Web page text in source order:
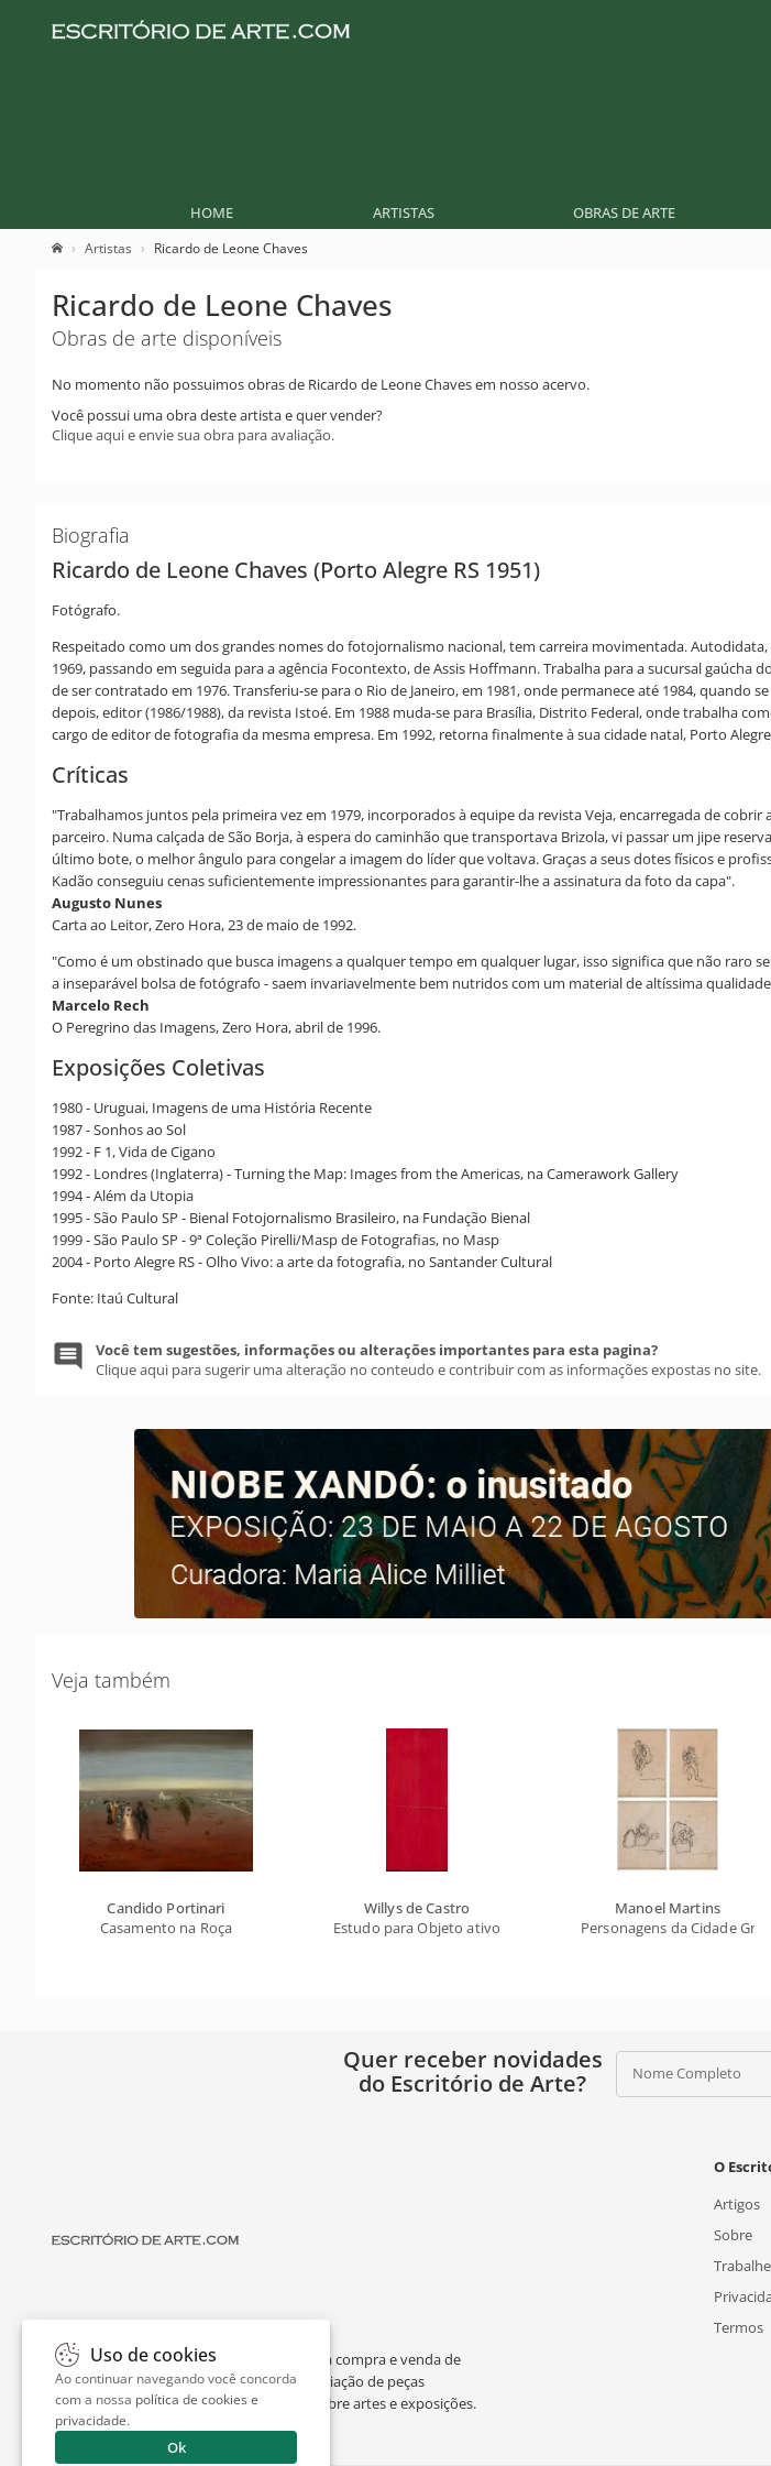
HOME ARTISTAS OBRAS DE ARTE
Artistas Ricardo de Leone Chaves
Ricardo de Leone Chaves
Obras de arte disponíveis
No momento não possuimos obras de Ricardo de Leone Chaves em nosso acervo.
Você possui uma obra deste artista e quer vender?
Clique aqui e envie sua obra para avaliação.
Biografia
Ricardo de Leone Chaves (Porto Alegre RS 1951)
Fotógrafo.
Respeitado como um dos grandes nomes do fotojornalismo nacional, tem carreira movimentada.
1969, passando em seguida para a agência Focontexto, de Assis Hoffmann. Trabalha para a sucursal
de ser contratado em 1976. Transferiu-se para o Rio de Janeiro, em 1981, onde permanece até 1984,
depois, editor (1986/1988), da revista Istoé. Em 1988 muda-se para Brasília, Distrito Federal, onde trabalha
cargo de editor de fotografia da mesma empresa. Em 1992, retorna finalmente à sua cidade natal, Porto
Críticas
"Trabalhamos juntos pela primeira vez em 1979, incorporados à equipe da revista Veja, encarregada de
parceiro. Numa calçada de São Borja, à espera do caminhão que transportava Brizola, vi passar um jipe
último bote, o melhor ângulo para congelar a imagem do líder que voltava. Graças a seus dotes físicos e
Kadão conseguiu cenas suficientemente impressionantes para garantir-lhe a assinatura da foto da capa".
Augusto Nunes
Carta ao Leitor, Zero Hora, 23 de maio de 1992.
"Como é um obstinado que busca imagens a qualquer tempo em qualquer lugar, isso significa que não raro
a inseparável bolsa de fotógrafo - saem invariavelmente bem nutridos com um material de altíssima
Marcelo Rech
O Peregrino das Imagens, Zero Hora, abril de 1996.
Exposições Coletivas
1980 - Uruguai, Imagens de uma História Recente
1987 - Sonhos ao Sol
1992 - F 1, Vida de Cigano
1992 - Londres (Inglaterra) - Turning the Map: Images from the Americas, na Camerawork Gallery
1994 - Além da Utopia
1995 - São Paulo SP - Bienal Fotojornalismo Brasileiro, na Fundação Bienal
1999 - São Paulo SP - 9ª Coleção Pirelli/Masp de Fotografias, no Masp
2004 - Porto Alegre RS - Olho Vivo: a arte da fotografia, no Santander Cultural
Fonte: Itaú Cultural
Você tem sugestões, informações ou alterações importantes para esta pagina?
Clique aqui para sugerir uma alteração no conteudo e contribuir com as informações expostas no site.
Veja também
Candido Portinari
Casamento na Roça
Willys de Castro
Estudo para Objeto ativo
Manoel Martins
Personagens da Cidade
Quer receber novidades
do Escritório de Arte?
Nome Completo
O Escritório de Arte é um portal dedicado à compra e venda de
obras de arte de artistas consagrados, avaliação de peças
individuais ou de espólios, curiosidades sobre artes e exposições.
O
Artigos
Sobre
Termos
Uso de cookies
Ao continuar navegando você concorda
com a nossa política de cookies e
privacidade.
Ok